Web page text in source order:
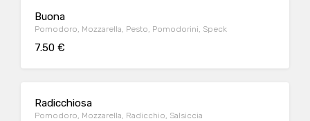
Buona
Pomodoro, Mozzarella, Pesto, Pomodorini, Speck
7.50 €
Radicchiosa
Pomodoro, Mozzarella, Radicchio, Salsiccia